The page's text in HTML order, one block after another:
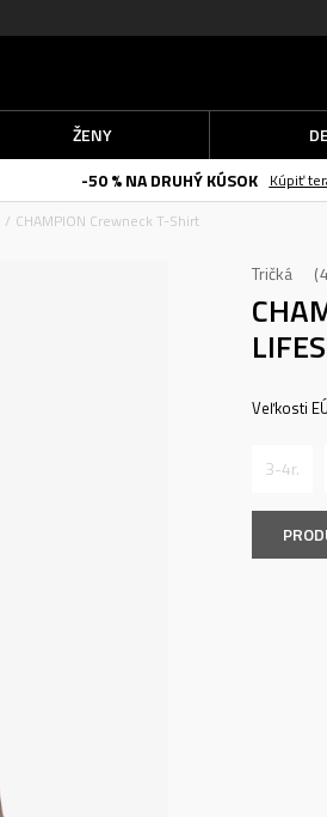
ŽENY
-50 % NA DRUHÝ KÚSOK
Kúpiť
CHAMPION Crewneck T-Shirt
Tričká
Veľkosti EÚ
3-4r.